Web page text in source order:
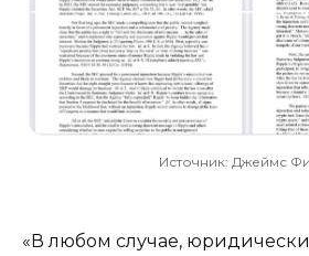
Источник: Джеймс
«В любом случае,